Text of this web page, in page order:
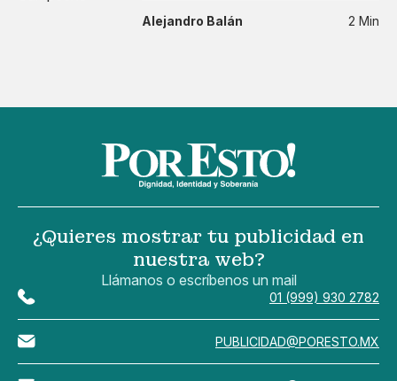
Alejandro Balán 2 Min
¿Quieres mostrar tu publicidad en
nuestra web?
Llámanos o escríbenos un mail
01 (999) 930 2782
PUBLICIDAD@PORESTO.MX